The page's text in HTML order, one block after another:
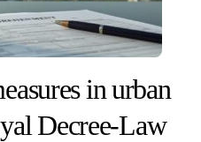
in urban
Decree-Law